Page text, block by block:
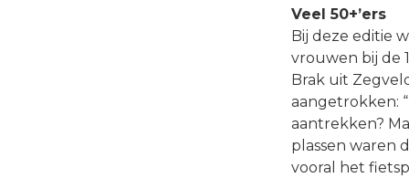
Veel 50+’ers
Bij deze editie
vrouwen bij de
Brak uit
aangetrokken:
aantrekken?
plassen waren
vooral het